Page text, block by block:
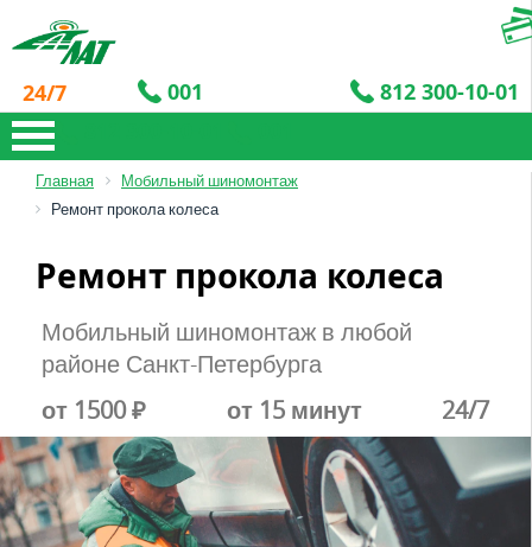
24/7 001
812 300-10-01
Главная
Мобильный шиномонтаж
Ремонт прокола колеса
Ремонт прокола колеса
Мобильный шиномонтаж в любой
районе Санкт-Петербурга
от 1500 ₽
от 15 минут 24/7